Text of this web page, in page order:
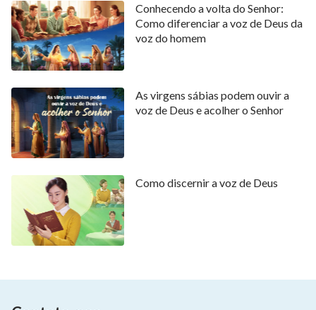
Conhecendo a volta do Senhor:
Como diferenciar a voz de Deus da
voz do homem
As virgens sábias podem ouvir a
voz de Deus e acolher o Senhor
Como discernir a voz de Deus